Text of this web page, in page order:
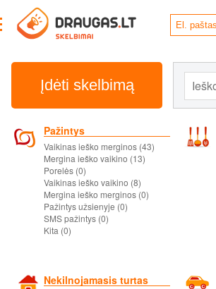
Įdėti skelbimą
Pažintys
Vaikinas ieško merginos (43)
Mergina ieško vaikino (13)
Porelės (0)
Vaikinas ieško vaikino (8)
Mergina ieško merginos (0)
Pažintys užsienyje (0)
SMS pažintys (0)
Kita (0)
Nekilnojamasis turtas